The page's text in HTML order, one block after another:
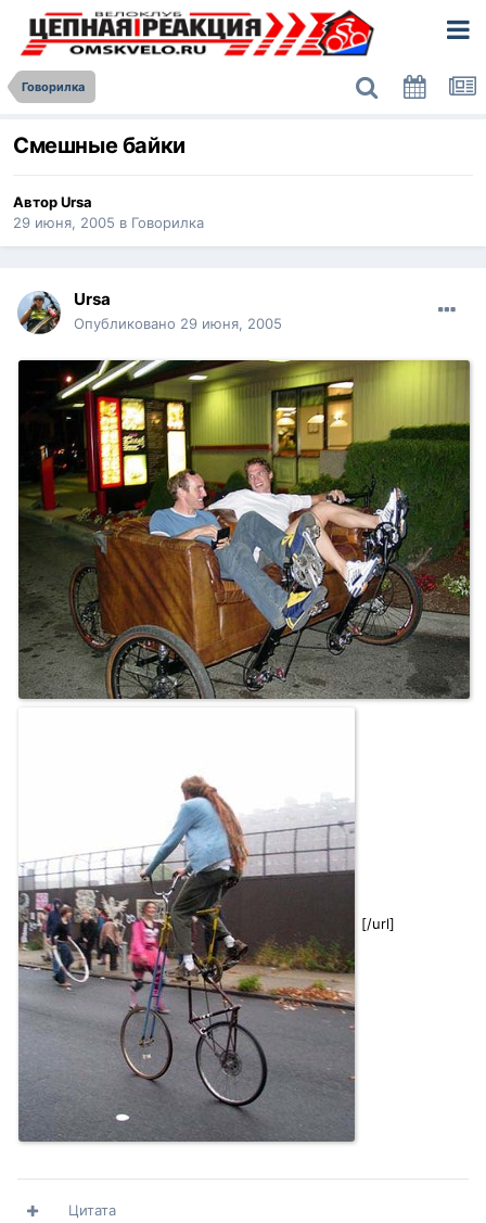
Говорилка
Смешные байки
АвторUrsa
29 июня, 2005 в Говорилка
Ursa
Опубликовано 29 июня, 2005
[/url]
Цитата